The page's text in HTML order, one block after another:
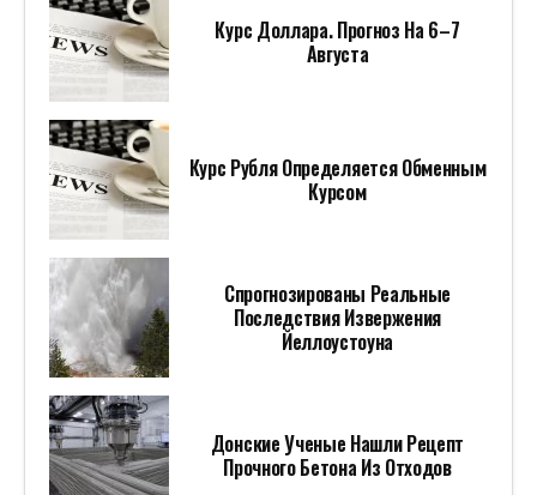
Курс Доллара. Прогноз На 6–7
Августа
Курс Рубля Определяется Обменным
Курсом
Спрогнозированы Реальные
Последствия Извержения
Йеллоустоуна
Донские Ученые Нашли Рецепт
Прочного Бетона Из Отходов